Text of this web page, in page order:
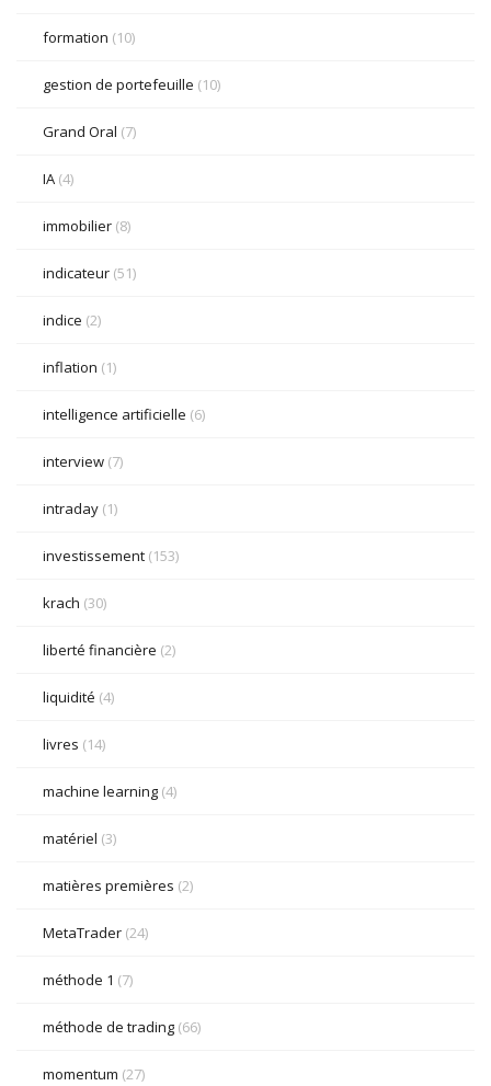
formation (10)
gestion de portefeuille (10)
Grand Oral (7)
IA (4)
immobilier (8)
indicateur (51)
indice (2)
inflation (1)
intelligence artificielle (6)
interview (7)
intraday (1)
investissement (153)
krach (30)
liberté financière (2)
liquidité (4)
livres (14)
machine learning (4)
matériel (3)
matières premières (2)
MetaTrader (24)
méthode 1 (7)
méthode de trading (66)
momentum (27)